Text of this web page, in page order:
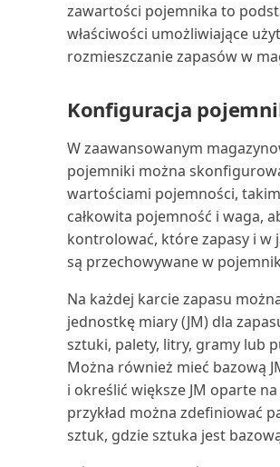
Skonsolidowany bilans próbny
(4) (raport)
(raport Excel)
Skonsolidowany bilans próbny
(raport)
Skumulowane udziały kosztów
(raport)
identyfikacyjnego VAT (raport)
Sprawdź księgowanie wartości
(raport)
Sprzedawca: szanse sprzedaży
(raport)
zawartości pojemnika to
właściwości umożliwiające
rozmieszczanie zapasów w
Konfiguracja
W zaawansowanym
pojemniki można
wartościami pojemności,
całkowita pojemność i waga,
kontrolować, które zapasy i w
są przechowywane w
Na każdej karcie zapasu
jednostkę miary (JM) dla
sztuki, palety, litry, gramy lub
Można również mieć bazową
i określić większe JM oparte
przykład można zdefiniować
sztuk, gdzie sztuka jest